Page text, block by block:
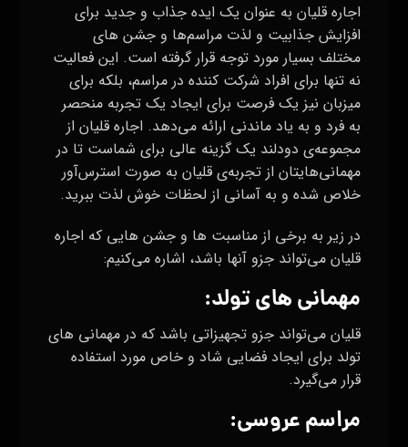
اجاره قلیان به عنوان یک ایده جذاب و جدید برای
افزایش جذابیت و لذت مراسم‌ها و جشن های
مختلف بسیار مورد توجه قرار گرفته است. این فعالیت
نه تنها برای افراد شرکت کننده در مراسم، بلکه برای
میزبان نیز یک فرصت برای ایجاد یک تجربه منحصر
به فرد و به یاد ماندنی ارائه می‌دهد. اجاره قلیان از
مجموعه‌ی دودلند یک گزینه عالی برای شماست تا در
مهمانی‌هایتان از تجربه‌ی قلیان به صورت استرس‌آور
خلاص شده و به آسانی از لحظات خوش لذت ببرید.
در زیر به برخی از مناسبت ها و جشن هایی که اجاره
قلیان می‌تواند جزو آنها باشد، اشاره می‌کنیم:
مهمانی های تولد:
قلیان می‌تواند جزو تجهیزاتی باشد که در مهمانی های
تولد برای ایجاد فضایی شاد و خاص مورد استفاده
قرار می‌گیرد.
مراسم عروسی: